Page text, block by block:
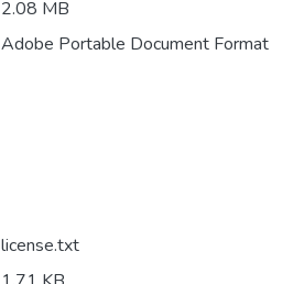
2.08 MB
Adobe Portable Document Format
license.txt